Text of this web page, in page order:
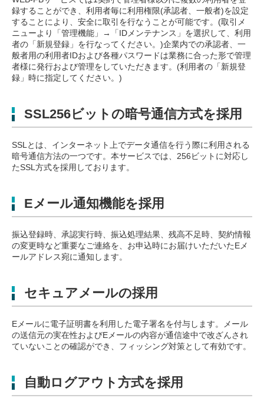
録することができ、利用者毎に利用権限(承認者、一般者)を設定
することにより、安全に取引を行なうことが可能です。(取引メ
ニューより「管理機能」→「IDメンテナンス」を選択して、利用
者の「新規登録」を行なってください。)企業内での承認者、一
般者用の利用者IDおよび各種パスワードは業務に合った形で管理
者様に発行および管理をしていただきます。(利用者の「新規登
録」時に指定してください。)
SSL256ビットの暗号通信方式を採用
SSLとは、インターネット上でデータ通信を行う際に利用される
暗号通信方法の一つです。本サービスでは、256ビットに対応し
たSSL方式を採用しております。
Eメール通知機能を採用
振込登録時、承認実行時、振込処理結果、残高不足時、契約情報
の変更時など重要なご連絡を、お申込時にお届けいただいたEメ
ールアドレス宛に通知します。
セキュアメールの採用
Eメールに電子証明書を利用した電子署名を付与します。メール
の送信元の実在性およびEメールの内容が通信途中で改ざんされ
ていないことの確認ができ、フィッシング対策として有効です。
自動ログアウト方式を採用